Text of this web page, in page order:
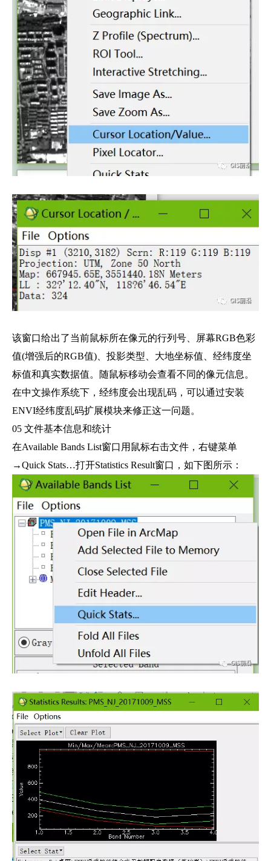
该窗口给出了当前鼠标所在像元的行列号、屏幕RGB色彩
值(增强后的RGB值)、投影类型、大地坐标值、经纬度坐
标值和真实数据值。随鼠标移动会查看不同的像元信息。
在中文操作系统下，经纬度会出现乱码，可以通过安装
ENVI经纬度乱码扩展模块来修正这一问题。
05 文件基本信息和统计
在Available Bands List窗口用鼠标右击文件，右键菜单
→Quick Stats…打开Statistics Result窗口，如下图所示：